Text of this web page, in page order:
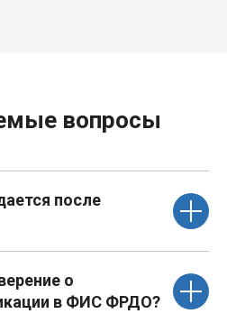
вопросы
после
о
в ФИС ФРДО?